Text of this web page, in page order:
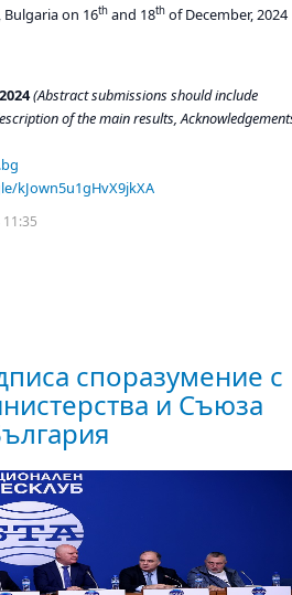
Bulgaria on 16th and 18th of December, 2024
(Abstract submissions should include
of the main results,
kJown5u1gHvX9jkXA
споразумение с
и Съюза